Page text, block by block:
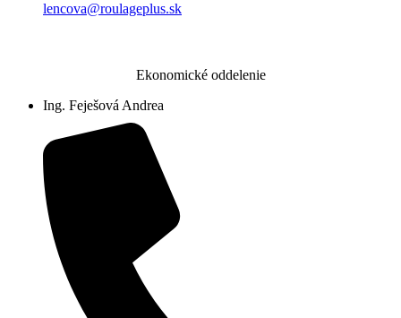
lencova@roulageplus.sk
Ekonomické oddelenie
Ing. Feješová Andrea